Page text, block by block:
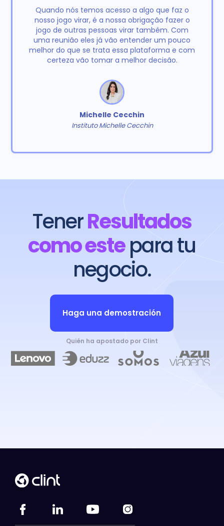
Quando nós temos acesso a algo que faz o
nosso jogo virar, é a nossa obrigação fazer o
jogo de outras pessoas virar também. Com
uma reunião eles já vão entender um pouco
melhor do que se trata essa plataforma e com
certeza vão tomar a melhor decisão.
Michelle Cecchin
Instituto Michelle Cecchin
TenerResultados
como estepara tu
negocio.
Haga una demostración
Quién ha apostado por Clint